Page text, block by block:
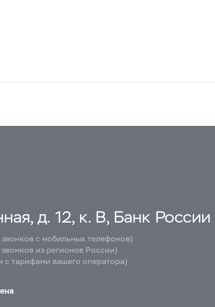
д. 12, к. В, Банк России
с мобильных телефонов)
из регионов России)
с тарифами вашего оператора)